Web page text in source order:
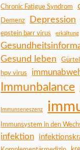
Chronic Fatigue Syndrom
Demenz Depression
epstein barr virus
erkältung
Gesund leben
hpv virus
Immunbalance
Immunseneszenz
Immunsystem in den
infektion